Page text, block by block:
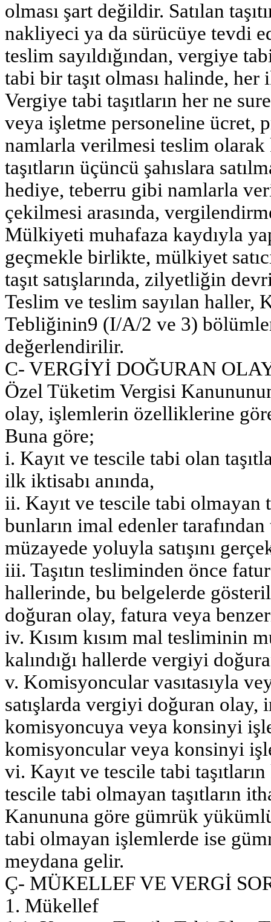
olması şart değildir. Satılan
nakliyeci ya da sürücüye tevdi
teslim sayıldığından, vergiye
tabi bir taşıt olması halinde,
Vergiye tabi taşıtların her ne
veya işletme personeline ücret,
namlarla verilmesi teslim
taşıtların üçüncü şahıslara
hediye, teberru gibi namlarla
çekilmesi arasında,
Mülkiyeti muhafaza kaydıyla
geçmekle birlikte, mülkiyet
taşıt satışlarında, zilyetliğin
Teslim ve teslim sayılan haller,
Tebliğinin9 (I/A/2 ve 3)
değerlendirilir.
C- VERGİYİ DOĞURAN
Özel Tüketim Vergisi
olay, işlemlerin özelliklerine
Buna göre;
i. Kayıt ve tescile tabi olan
ilk iktisabı anında,
ii. Kayıt ve tescile tabi olmayan
bunların imal edenler
müzayede yoluyla satışını
iii. Taşıtın tesliminden önce
hallerinde, bu belgelerde
doğuran olay, fatura veya
iv. Kısım kısım mal tesliminin
kalındığı hallerde vergiyi
v. Komisyoncular vasıtasıyla
satışlarda vergiyi doğuran olay,
komisyoncuya veya konsinyi
komisyoncular veya konsinyi
vi. Kayıt ve tescile tabi
tescile tabi olmayan taşıtların
Kanununa göre gümrük
tabi olmayan işlemlerde ise
meydana gelir.
Ç- MÜKELLEF VE VERGİ
1. Mükellef